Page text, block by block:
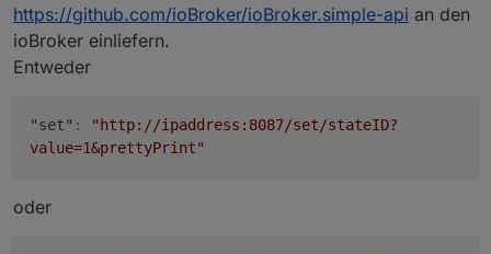
https://github.com/ioBroker/ioBroker.simple-api an den
ioBroker einliefern.
Entweder
"set" :
"http://ipaddress:8087/set/stateID?
value=1&prettyPrint"
oder